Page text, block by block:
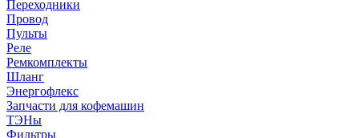
Переходники
Провод
Пульты
Реле
Ремкомплекты
Шланг
Энергофлекс
Запчасти для кофемашин
ТЭНы
Фильтры